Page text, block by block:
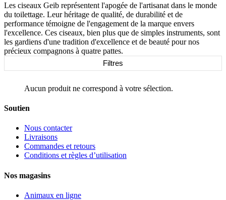
Les ciseaux Geib représentent l'apogée de l'artisanat dans le monde
du toilettage. Leur héritage de qualité, de durabilité et de
performance témoigne de l'engagement de la marque envers
l'excellence. Ces ciseaux, bien plus que de simples instruments, sont
les gardiens d'une tradition d'excellence et de beauté pour nos
précieux compagnons à quatre pattes.
Filtres
Aucun produit ne correspond à votre sélection.
Soutien
Nous contacter
Livraisons
Commandes et retours
Conditions et règles d’utilisation
Nos magasins
Animaux en ligne